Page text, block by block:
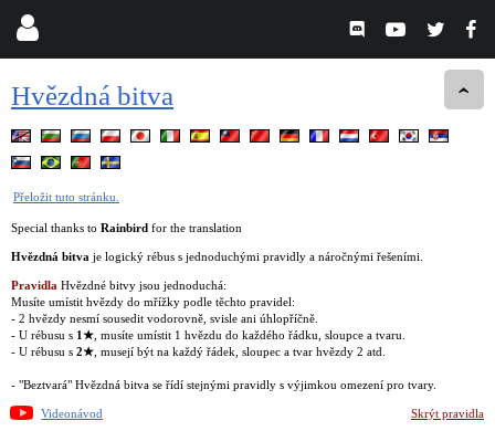
Hvězdná bitva
Přeložit tuto stránku.
Special thanks to Rainbird for the translation
Hvězdná bitva je logický rébus s jednoduchými pravidly a náročnými řešeními.
Pravidla Hvězdné bitvy jsou jednoduchá:
Musíte umístit hvězdy do mřížky podle těchto pravidel:
- 2 hvězdy nesmí sousedit vodorovně, svisle ani úhlopříčně.
- U rébusu s 1★ , musíte umístit 1 hvězdu do každého řádku, sloupce a tvaru.
- U rébusu s 2★ , musejí být na každý řádek, sloupec a tvar hvězdy 2 atd.
- "Beztvará" Hvězdná bitva se řídí stejnými pravidly s výjimkou omezení pro tvary.
Videonávod Skrýt pravidla